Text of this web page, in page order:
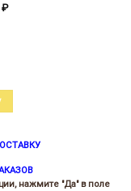
₽Диапазон
12.5x20.2х2.6)(6.0х3.6)
нажмите "Да" в поле